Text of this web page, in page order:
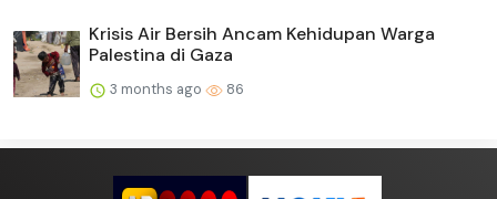
Krisis Air Bersih Ancam Kehidupan Warga
Palestina di Gaza
3 months ago 86